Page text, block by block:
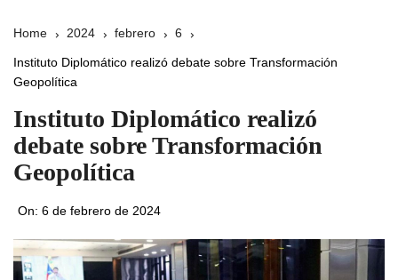
Home 2024 febrero 6
Instituto Diplomático realizó debate sobre Transformación
Geopolítica
Instituto Diplomático realizó
debate sobre Transformación
Geopolítica
On: 6 de febrero de 2024